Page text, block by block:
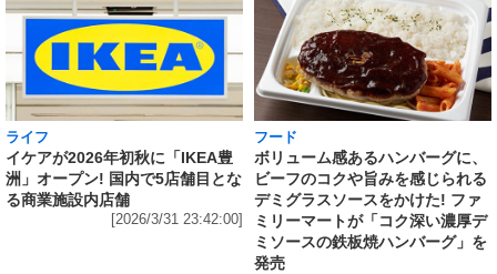
ライフ
イケアが2026年初秋に「IKEA豊
洲」オープン! 国内で5店舗目とな
る商業施設内店舗
[2026/3/31 23:42:00]
フード
ボリューム感あるハンバーグに、
ビーフのコクや旨みを感じられる
デミグラスソースをかけた! ファ
ミリーマートが「コク深い濃厚デ
ミソースの鉄板焼ハンバーグ」を
発売